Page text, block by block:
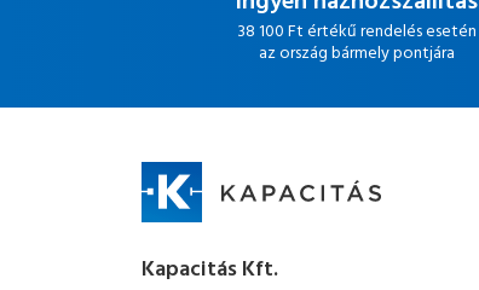
38 100 Ft értékű rendelés esetén
az ország bármely pontjára
Kapacitás Kft.